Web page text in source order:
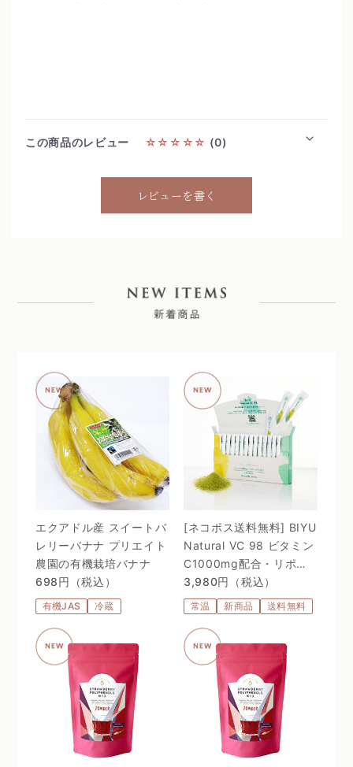
この商品のレビュー ☆☆☆☆☆ (0)
レビューを書く
エクアドル産 スイートバ
レリーバナナ プリエイト
農園の有機栽培バナナ
698円（税込）
有機JAS 冷蔵
[ネコポス送料無料] BIYU
Natural VC 98 ビタミン
C1000mg配合・リポゾ
ームＶＣ配合〜 24時間、
体温を感じるビタミン
C。98%植物由来のリポ
ソーム処方 〜
3,980円（税込）
常温 新商品 送料無料